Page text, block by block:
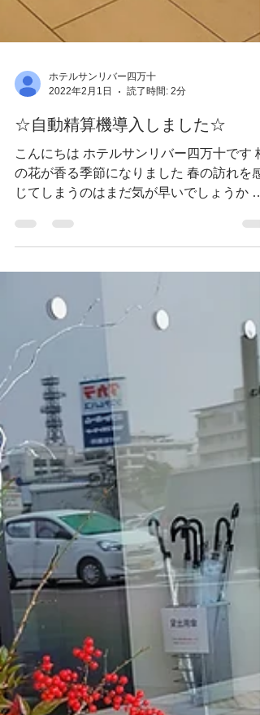
2022年2月1日
読了時間: 2分
☆自動精算機導入しました☆
こんにちは ホテルサンリバー四万十です
の花が香る季節になりました 春の訪れを感
じてしまうのはまだ気が早いでしょうか 最